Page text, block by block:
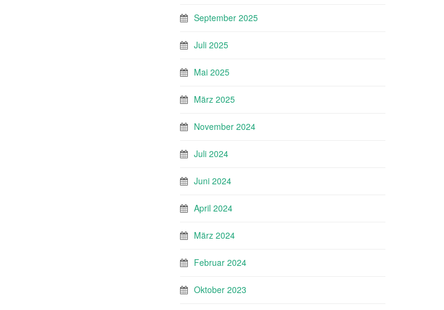
September 2025
Juli 2025
Mai 2025
März 2025
November 2024
Juli 2024
Juni 2024
April 2024
März 2024
Februar 2024
Oktober 2023